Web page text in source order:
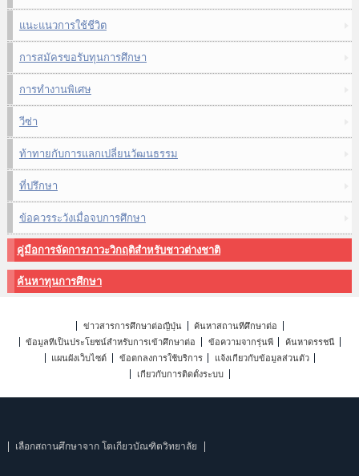
แนะแนวการใช้ชีวิต
การสมัครขอรับทุนการศึกษา
การทำงานพิเศษ
วีซ่า
ท้าทายกับการแลกเปลี่ยนวัฒนธรรม
ที่ปรึกษา
ข้อควรระวังเมื่อจบการศึกษา
คู่มือการจัดการภาวะวิกฤติสำหรับชาวต่างชาติ
ค้นหาทุนการศึกษา
ข่าวสารการศึกษาต่อญี่ปุ่น
ค้นหาสถานที่ศึกษาต่อ
ข้อมูลที่เป็นประโยชน์สำหรับการเข้าศึกษาต่อ
ข้อความจากรุ่นพี่
ค้นหาดรรชนี
แผนผังเว็บไซต์
ข้อตกลงการใช้บริการ
แจ้งเกี่ยวกับข้อมูลส่วนตัว
เกี่ยวกับการติดตั้งระบบ
เลือกสถานศึกษาจาก โตเกียวบัณฑิตวิทยาลัย